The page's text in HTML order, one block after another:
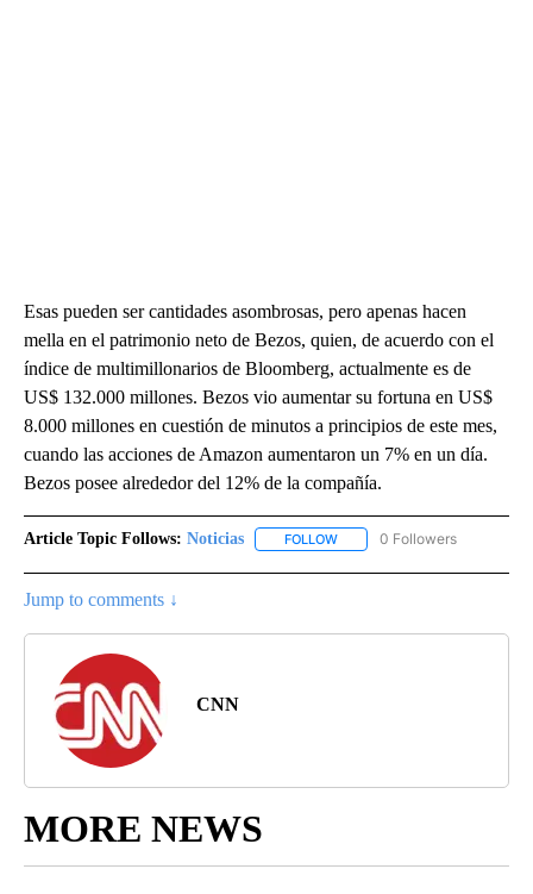
Esas pueden ser cantidades asombrosas, pero apenas hacen
mella en el patrimonio neto de Bezos, quien, de acuerdo con el
índice de multimillonarios de Bloomberg, actualmente es de
US$ 132.000 millones. Bezos vio aumentar su fortuna en US$
8.000 millones en cuestión de minutos a principios de este mes,
cuando las acciones de Amazon aumentaron un 7% en un día.
Bezos posee alrededor del 12% de la compañía.
Article Topic Follows: Noticias FOLLOW FOLLOW "NOTICIAS" TO
0 Followers
Jump to comments ↓
CNN
MORE NEWS